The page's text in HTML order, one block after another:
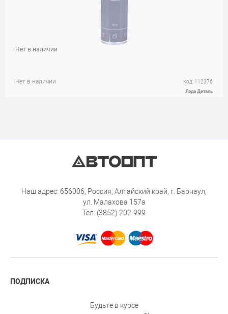
Нет в наличии Код: 112376
Лада Деталь
Нет в наличии
Наш адрес: 656006, Россия, Алтайский край, г. Барнаул,
ул. Малахова 157а
Тел: (3852) 202-999
ПОДПИСКА
Будьте в курсе